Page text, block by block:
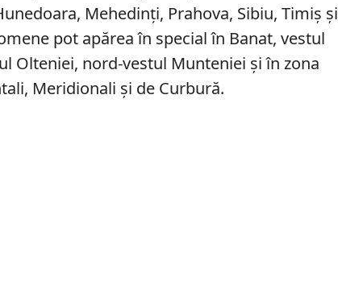
Mehedinți, Prahova, Sibiu, Timiș și
pot apărea în special în Banat, vestul
Olteniei, nord-vestul Munteniei și în zona
Meridionali și de Curbură.